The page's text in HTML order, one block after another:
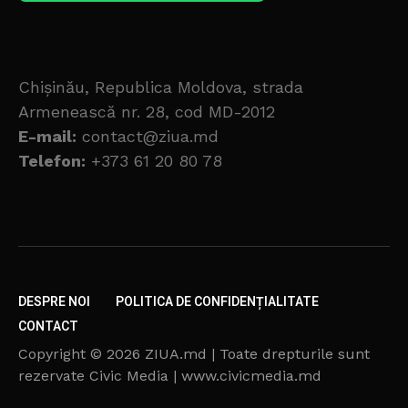
Chișinău, Republica Moldova, strada
Armenească nr. 28, cod MD-2012
E-mail: contact@ziua.md
Telefon: +373 61 20 80 78
DESPRE NOI
POLITICA DE CONFIDENȚIALITATE
CONTACT
Copyright © 2026 ZIUA.md | Toate drepturile sunt
rezervate Civic Media | www.civicmedia.md